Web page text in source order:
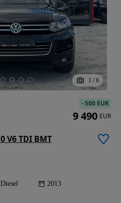
1 / 6
V6 TDI BMT
Diesel 2013
-500 EUR
9 490 EUR